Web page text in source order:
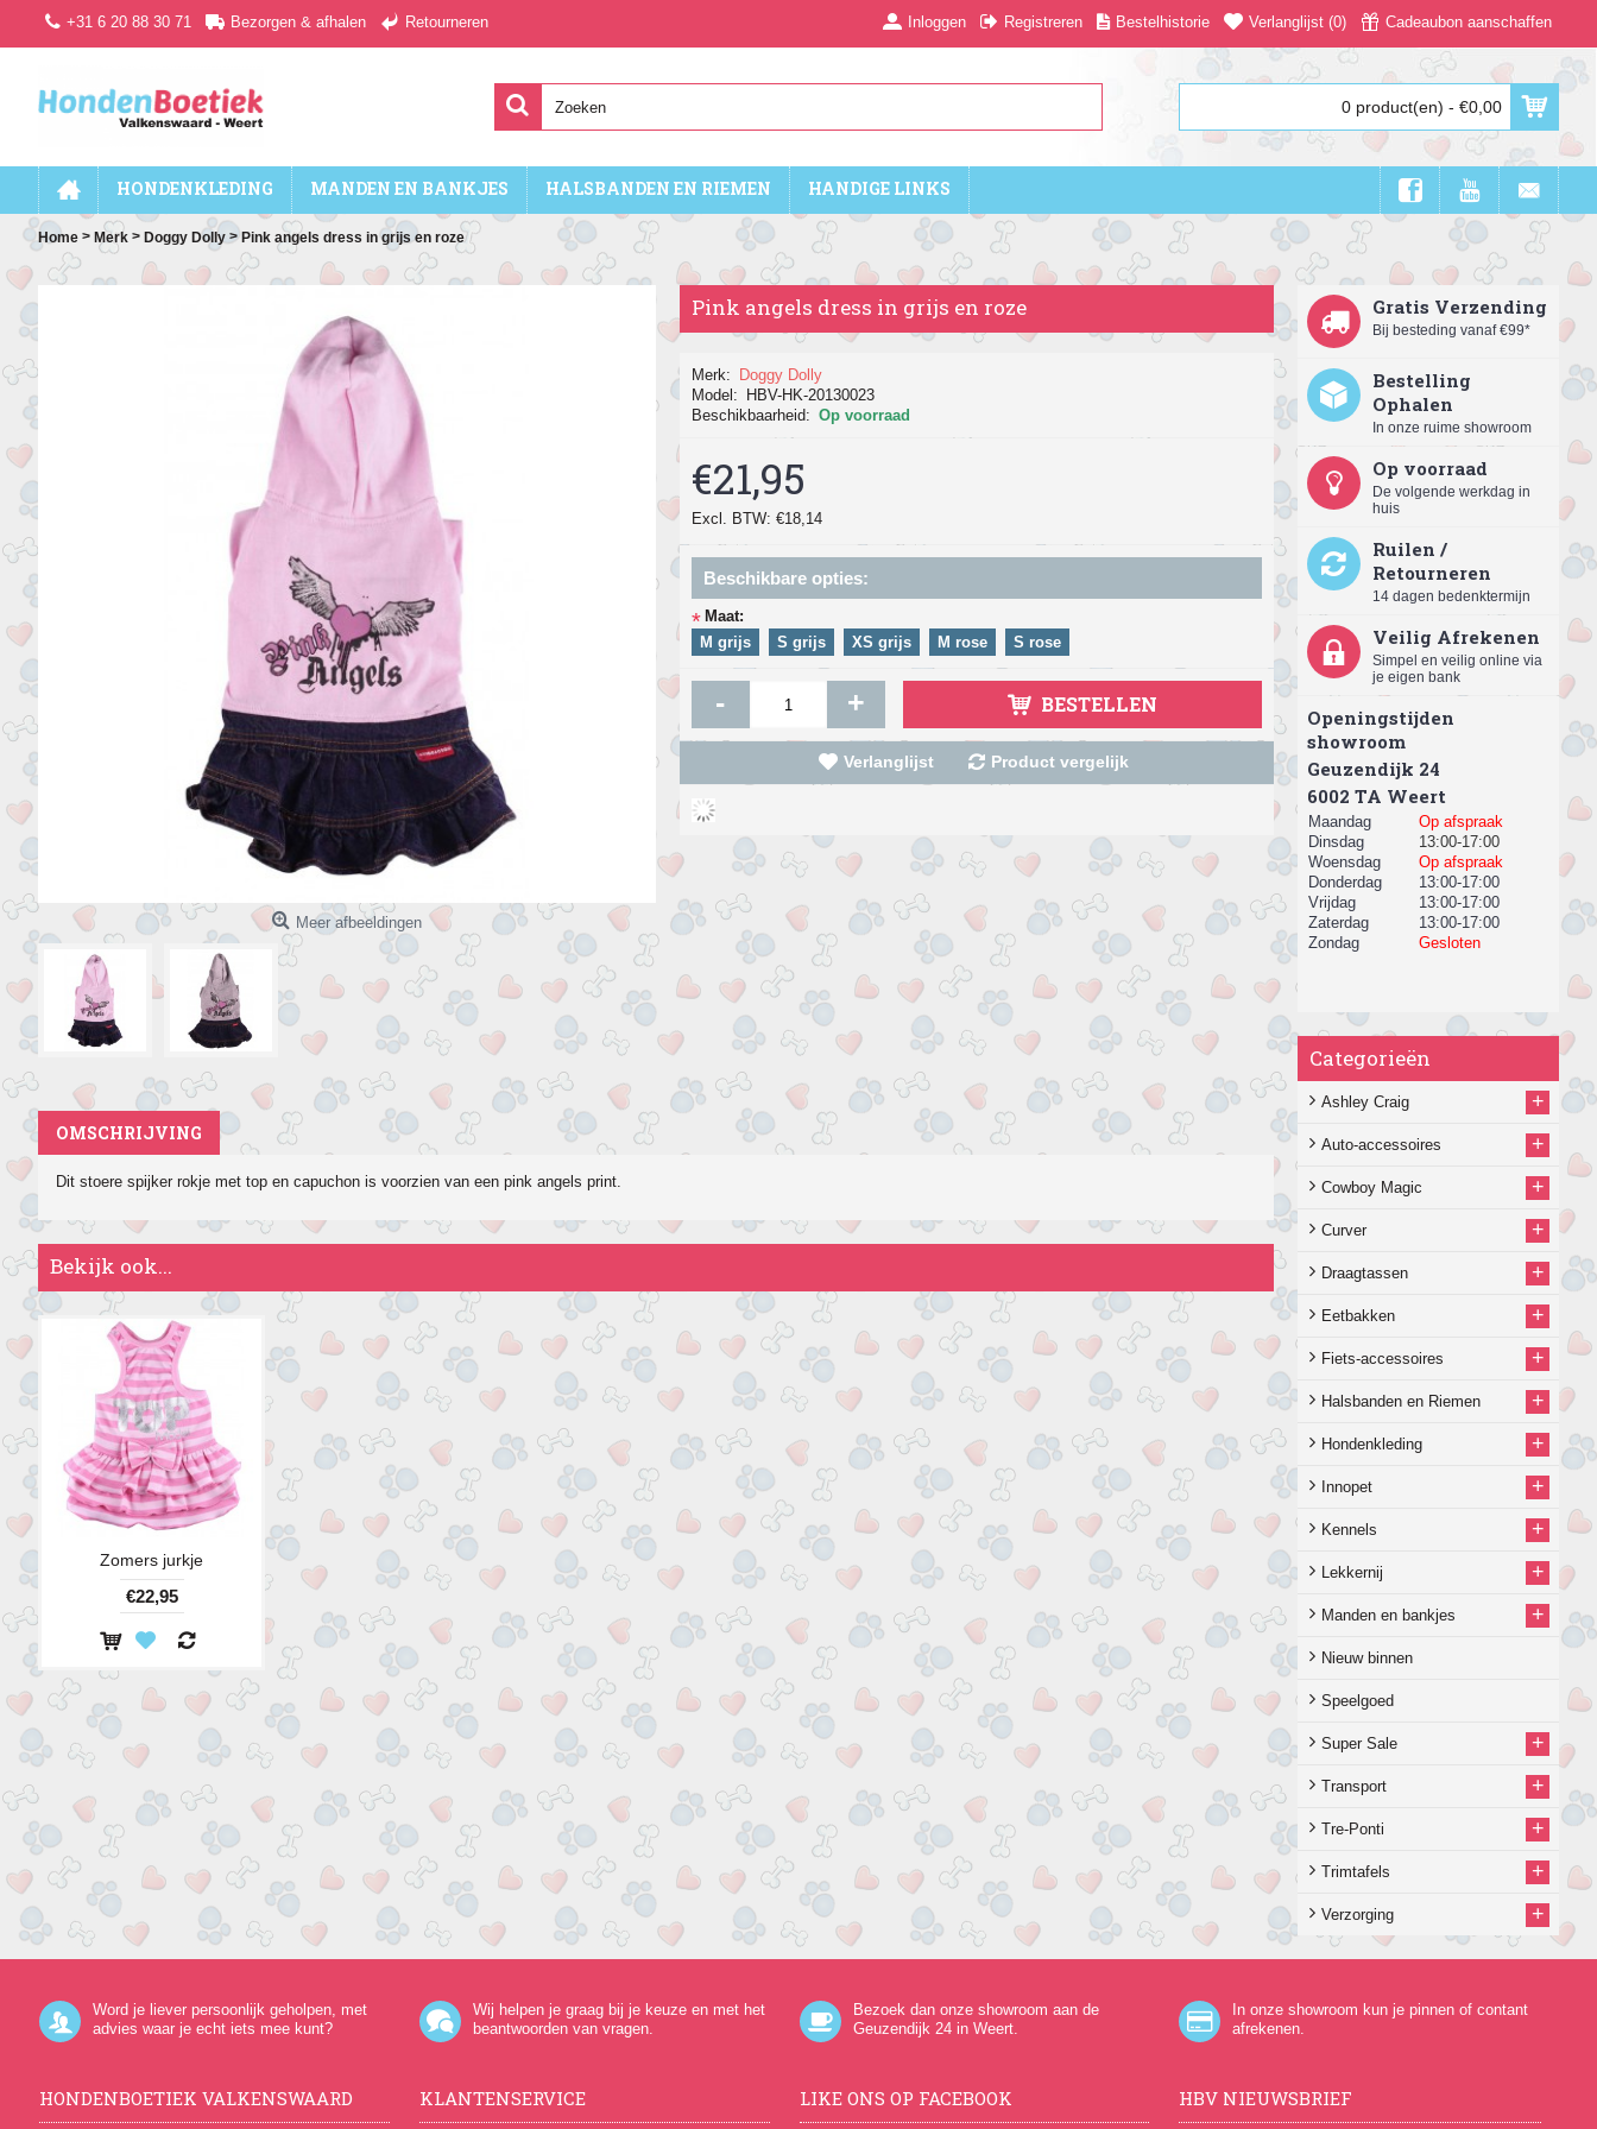
+31 6 20 88 30 71 Bezorgen & afhalen Retourneren Inloggen Registreren Bestelhistorie Verlanglijst (0) Cadeaubon aanschaffen
0 product(en) - €0,00
HONDENKLEDING MANDEN EN BANKJES HALSBANDEN EN RIEMEN HANDIGE LINKS
Home > Merk > Doggy Dolly >Pink angels dress in grijs en roze
Gratis Verzending
Bij besteding vanaf €99*
Bestelling
Ophalen
In onze ruime showroom
Op voorraad
De volgende werkdag in
huis
Ruilen /
Retourneren
14 dagen bedenktermijn
Veilig Afrekenen
Simpel en veilig online via
je eigen bank
Openingstijden
showroom
Geuzendijk 24
​6002 TA Weert
Maandag
Op afspraak
Dinsdag
13:00-17:00
Woensdag
Op afspraak
Donderdag
13:00-17:00
Vrijdag
13:00-17:00
Zaterdag
13:00-17:00
Zondag
Gesloten
Categorieën
Ashley Craig +
Auto-accessoires +
Cowboy Magic +
Curver +
Draagtassen +
Eetbakken +
Fiets-accessoires +
Halsbanden en Riemen +
Hondenkleding +
Innopet +
Kennels +
Lekkernij +
Manden en bankjes +
Nieuw binnen
Speelgoed
Super Sale +
Transport +
Tre-Ponti +
Trimtafels +
Verzorging +
Meer afbeeldingen
Pink angels dress in grijs en roze
Merk:
Doggy Dolly
Model:
HBV-HK-20130023
Beschikbaarheid: Op voorraad
€21,95
Excl. BTW: €18,14
Beschikbare opties:
* Maat:
M grijs
S grijs XS grijs M rose S rose
- + BESTELLEN
Verlanglijst Product vergelijk
OMSCHRIJVING
Dit stoere spijker rokje met top en capuchon is voorzien van een pink angels print.
Bekijk ook...
Zomers jurkje
€22,95
Word je liever persoonlijk geholpen, met
advies waar je echt iets mee kunt?
Wij helpen je graag bij je keuze en met het
beantwoorden van vragen.
Bezoek dan onze showroom aan de
Geuzendijk 24in Weert.
In onze showroom kun je pinnen of contant
afrekenen.
HONDENBOETIEK VALKENSWAARD KLANTENSERVICE LIKE ONS OP FACEBOOK HBV NIEUWSBRIEF